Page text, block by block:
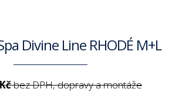
Divine Line RHODÉ M+L
bez DPH, dopravy a montáže